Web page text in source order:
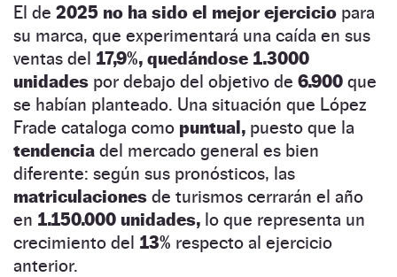
El de 2025 no ha sido el mejor ejercicio para
su marca, que experimentará una caída en sus
ventas del 17,9%, quedándose 1.3000
unidades por debajo del objetivo de 6.900 que
se habían planteado. Una situación que López
Frade cataloga como puntual, puesto que la
tendencia del mercado general es bien
diferente: según sus pronósticos, las
matriculaciones de turismos cerrarán el año
en 1.150.000 unidades, lo que representa un
crecimiento del 13% respecto al ejercicio
anterior.